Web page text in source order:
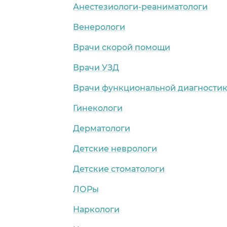
Анестезиологи-реаниматологи
Венерологи
Врачи скорой помощи
Врачи УЗД
Врачи функциональной
Гинекологи
Дерматологи
Детские неврологи
Детские стоматологи
ЛОРы
Наркологи